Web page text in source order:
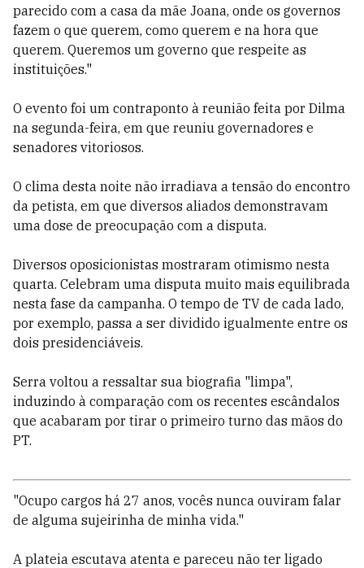
parecido com a casa da mãe Joana, onde os governos
fazem o que querem, como querem e na hora que
querem. Queremos um governo que respeite as
instituições."
O evento foi um contraponto à reunião feita por Dilma
na segunda-feira, em que reuniu governadores e
senadores vitoriosos.
O clima desta noite não irradiava a tensão do encontro
da petista, em que diversos aliados demonstravam
uma dose de preocupação com a disputa.
Diversos oposicionistas mostraram otimismo nesta
quarta. Celebram uma disputa muito mais equilibrada
nesta fase da campanha. O tempo de TV de cada lado,
por exemplo, passa a ser dividido igualmente entre os
dois presidenciáveis.
Serra voltou a ressaltar sua biografia "limpa",
induzindo à comparação com os recentes escândalos
que acabaram por tirar o primeiro turno das mãos do
PT.
"Ocupo cargos há 27 anos, vocês nunca ouviram falar
de alguma sujeirinha de minha vida."
A plateia escutava atenta e pareceu não ter ligado